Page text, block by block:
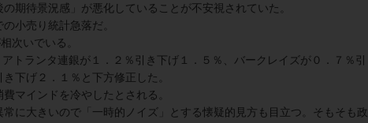
期待景況感」が悪化していることが不安視されていた。
小売り統計急落だ。
次いでいる。
トランタ連銀が１．２％引き下げ１．５％、バークレイズが０．７％引
下げ２．１％と下方修正した。
マインドを冷やしたとされる。
に大きいので「一時的ノイズ」とする懐疑的見方も目立つ。そもそも政